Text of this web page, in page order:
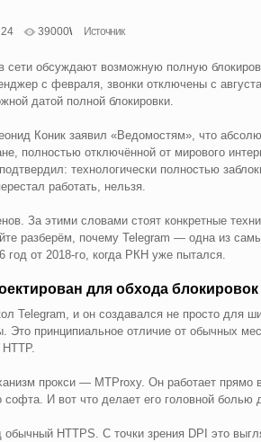
24 39000 Источник
сети обсуждают возможную полную
с февраля, звонки отключены с
датой полной блокировки.
Коник заявил «Ведомостям», что
полностью отключённой от мирового
технологически полностью
работать, нельзя.
За этими словами стоят конкретные
разберём, почему Telegram — одна из
год от 2018-го, когда РКН уже пытался.
для обхода блокировок
Telegram, и он создавался не просто для
Это принципиальное отличие от обычных
прокси — MTProxy. Он работает прямо
софта. И вот что делает его головной
HTTPS. С точки зрения DPI это